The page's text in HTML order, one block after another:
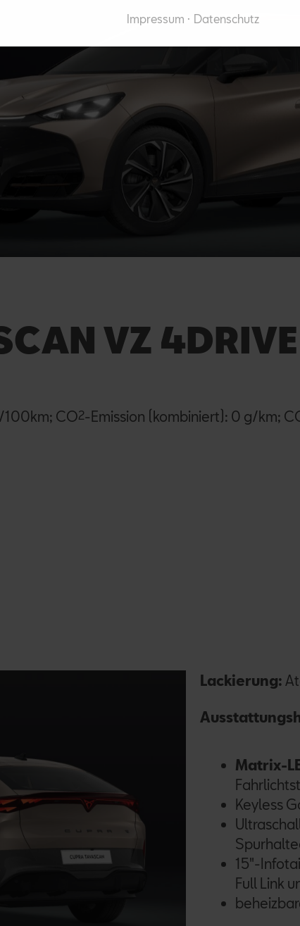
VZ
100km; CO2-Emission (kombiniert): 0 g/km;
Lackierung:
Matrix-
Keyless
15"-
Full Link
Impressum Datenschutz